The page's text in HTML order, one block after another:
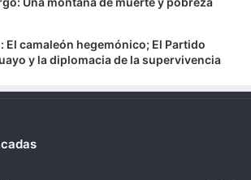
El camaleón hegemónico; El Partido
y la diplomacia de la supervivencia